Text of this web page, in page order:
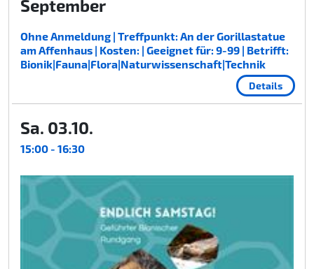
September
Ohne Anmeldung | Treffpunkt: An der Gorillastatue
am Affenhaus | Kosten: | Geeignet für: 9-99 | Betrifft:
Bionik|Fauna|Flora|Naturwissenschaft|Technik
Details
Sa. 03.10.
15:00 - 16:30